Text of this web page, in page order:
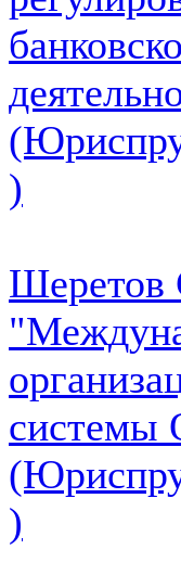
)
Шеретов
)